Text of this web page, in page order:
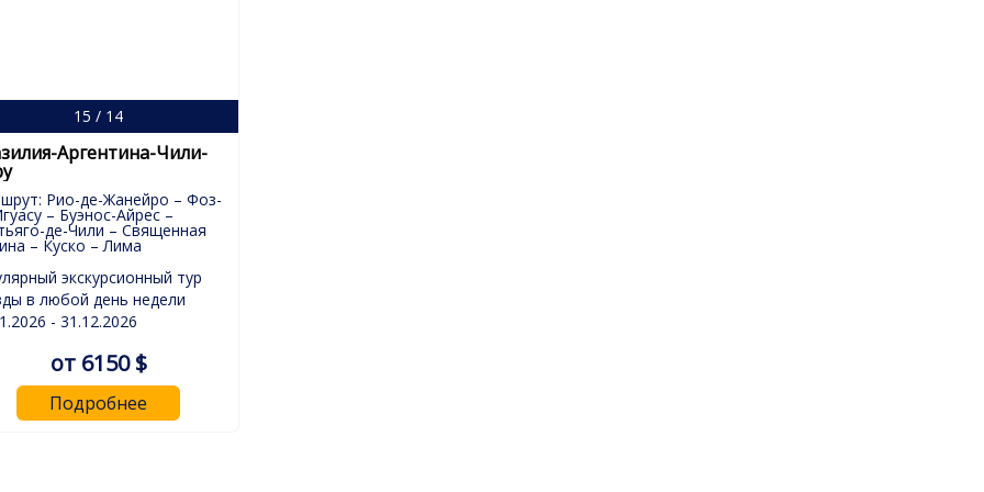
15 / 14
Аргентина-Чили-
Рио-де-Жанейро – Фоз-
– Буэнос-Айрес –
де-Чили – Священная
– Куско – Лима
экскурсионный тур
в любой день недели
- 31.12.2026
от 6150 $
Подробнее